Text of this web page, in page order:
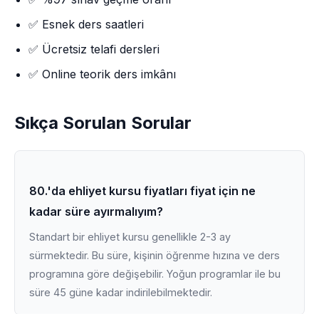
✅ Esnek ders saatleri
✅ Ücretsiz telafi dersleri
✅ Online teorik ders imkânı
Sıkça Sorulan Sorular
80.'da ehliyet kursu fiyatları fiyat için ne
kadar süre ayırmalıyım?
Standart bir ehliyet kursu genellikle 2-3 ay
sürmektedir. Bu süre, kişinin öğrenme hızına ve ders
programına göre değişebilir. Yoğun programlar ile bu
süre 45 güne kadar indirilebilmektedir.